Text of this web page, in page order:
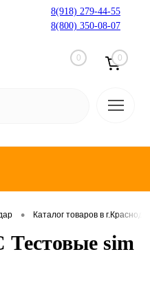
8(918) 279-44-55
8(800) 350-08-07
0 0
• Каталог товаров в
sim